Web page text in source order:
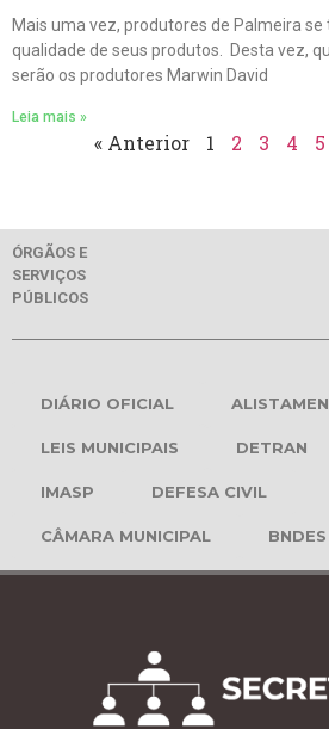
Mais uma vez, produtores de Palmeira
qualidade de seus produtos. Desta vez,
serão os produtores Marwin David
Leia mais »
« Anterior 1 2 3 4 5
ÓRGÃOS E
SERVIÇOS
PÚBLICOS
DIÁRIO OFICIAL
LEIS MUNICIPAIS DETRAN
IMASP DEFESA CIVIL
CÂMARA MUNICIPAL BNDES